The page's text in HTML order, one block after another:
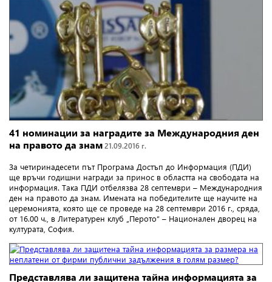
41 номинации за наградите за Международния ден
на правото да знам 21.09.2016 г.
За четиринадесети път Програма Достъп до Информация (ПДИ)
ще връчи годишни награди за принос в областта на свободата на
информация. Така ПДИ отбелязва 28 септември – Международния
ден на правото да знам. Имената на победителите ще научите на
церемонията, която ще се проведе на 28 септември 2016 г., сряда,
от 16.00 ч., в Литературен клуб „Перото“ – Национален дворец на
културата, София.
Представлява ли защитена тайна информацията за